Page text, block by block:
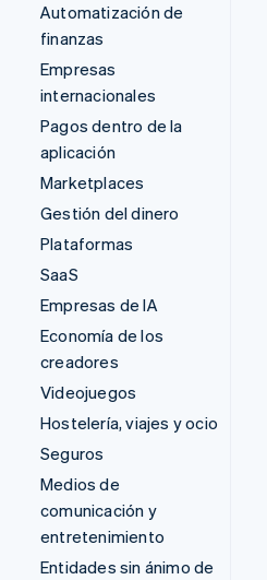
Automatización de
finanzas
Empresas
internacionales
Pagos dentro de la
aplicación
Marketplaces
Gestión del dinero
Plataformas
SaaS
Empresas de IA
Economía de los
creadores
Videojuegos
Hostelería, viajes y ocio
Seguros
Medios de
comunicación y
entretenimiento
Entidades sin ánimo de